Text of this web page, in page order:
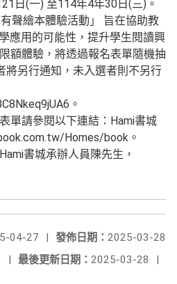
日(一) 至114年4年30日(三)。
聲繪本體驗活動」 旨在協助教
應用的可能性，提升學生閱讀興
額體驗，將透過報名表單隨機抽
將另行通知，未入選者則不另行
。
單請參閱以下連結：Hami書城
Homes/book。
書城承辦人員陳先生，
發佈日期： 2025-03-28
04-27
|
最後更新日期： 2025-03-28 |
|